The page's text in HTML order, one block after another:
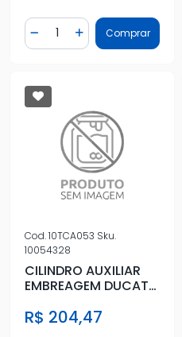
Diminuir Quantidade
Quantidade
Adicionar Quantidade
Comprar
Cod.10TCA053 Sku.
10054328
CILINDRO AUXILIAR
EMBREAGEM DUCATO
R$ 204,47